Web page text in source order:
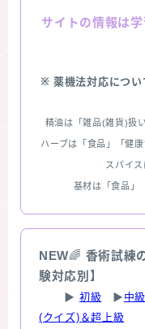
サイトの情報は
※ 薬機法対応につい
精油は「雑品(雑貨)扱
ハーブは「食品」「健
スパイ
基材は「食品」
NEW🌈 香術試練
験対応別】
▶ 初級 ▶ 中級
(クイズ)＆超上級